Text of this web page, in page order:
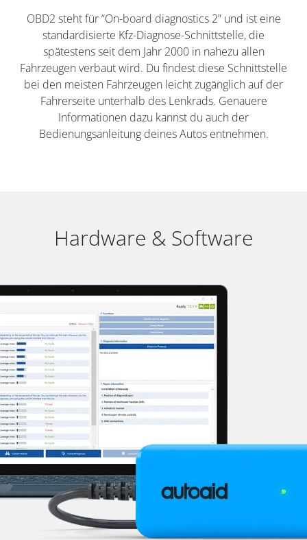
OBD2 steht für “On-board diagnostics 2” und ist eine
standardisierte Kfz-Diagnose-Schnittstelle, die
spätestens seit dem Jahr 2000 in nahezu allen
Fahrzeugen verbaut wird. Du findest diese Schnittstelle
bei den meisten Fahrzeugen leicht zugänglich auf der
Fahrerseite unterhalb des Lenkrads. Genauere
Informationen dazu kannst du auch der
Bedienungsanleitung deines Autos entnehmen.
Hardware & Software